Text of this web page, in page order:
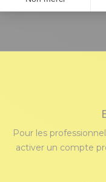
Pour les
activer un compte